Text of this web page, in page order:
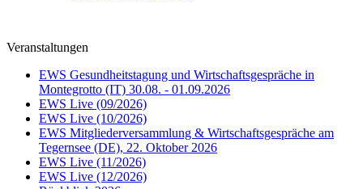
Veranstaltungen
EWS Gesundheitstagung und Wirtschaftsgespräche in
Montegrotto (IT) 30.08. - 01.09.2026
EWS Live (09/2026)
EWS Live (10/2026)
EWS Mitgliederversammlung & Wirtschaftsgespräche am
Tegernsee (DE), 22. Oktober 2026
EWS Live (11/2026)
EWS Live (12/2026)